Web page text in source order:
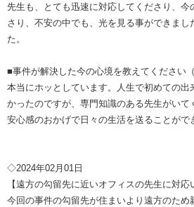
先生も、とても迅速に対応してくださり、今
さり、不安の中でも、光を見る事ができまし
た。
■事件が解決した今の心境を教えてください
本当にホッとしています。人生で初めての出
かったのですが、専門知識のある先生がいて
安心感のおかげで日々の生活を送ることがで
◇2024年02月01日
【遠方の勾留先に近いオフィスの先生に対応
今回の事件の勾留先が住まいより遠方のため